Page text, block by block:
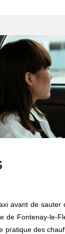
avant de
de Fontenay-le-
pratique des